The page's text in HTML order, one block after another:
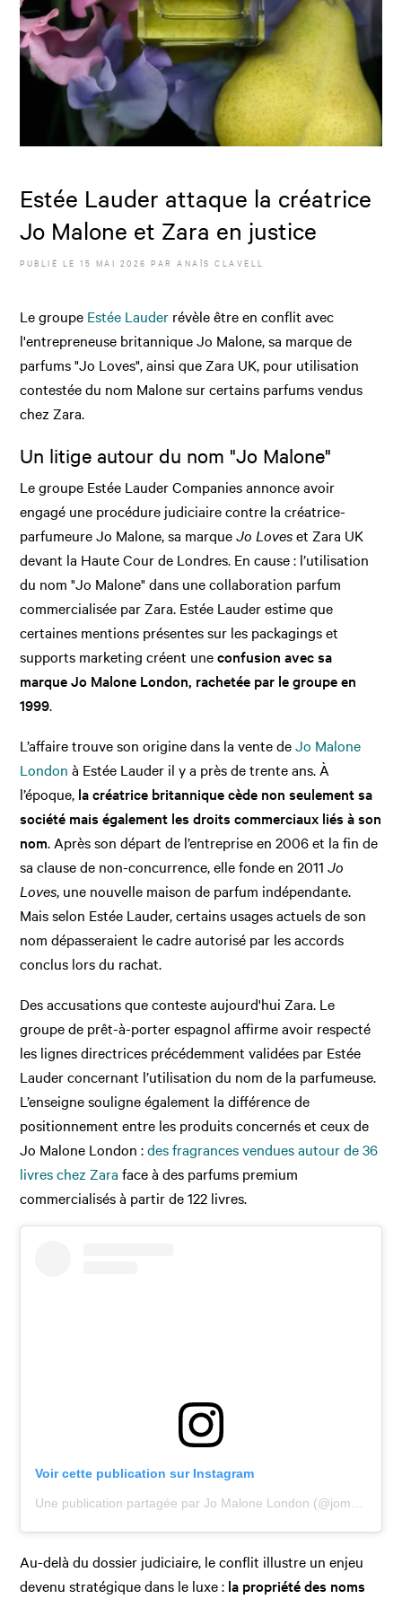
Estée Lauder attaque la créatrice
Jo Malone et Zara en justice
PUBLIÉ LE15 MAI 2026 PARANAÏS CLAVELL
Le groupe Estée Lauder révèle être en conflit avec
l'entrepreneuse britannique Jo Malone, sa marque de
parfums "Jo Loves", ainsi que Zara UK, pour utilisation
contestée du nom Malone sur certains parfums vendus
chez Zara.
Un litige autour du nom "Jo Malone"
Le groupe Estée Lauder Companies annonce avoir
engagé une procédure judiciaire contre la créatrice-
parfumeure Jo Malone, sa marqueJo Loveset Zara UK
devant la Haute Cour de Londres. En cause : l’utilisation
du nom "Jo Malone" dans une collaboration parfum
commercialisée par Zara. Estée Lauder estime que
certaines mentions présentes sur les packagings et
supports marketing créent uneconfusion avec sa
marque Jo Malone London, rachetée par le groupe en
1999.
L’affaire trouve son origine dans la vente deJo Malone
London à Estée Lauder il y a près de trente ans. À
l’époque, la créatrice britannique cède non seulement sa
société mais également les droits commerciaux liés à son
nom. Après son départ de l’entreprise en 2006 et la fin de
sa clause de non-concurrence, elle fonde en 2011Jo
Loves, une nouvelle maison de parfum indépendante.
Mais selon Estée Lauder, certains usages actuels de son
nom dépasseraient le cadre autorisé par les accords
conclus lors du rachat.
Des accusations que conteste aujourd'hui Zara. Le
groupe de prêt-à-porter espagnol affirme avoir respecté
les lignes directrices précédemment validées par Estée
Lauder concernant l’utilisation du nom de la parfumeuse.
L’enseigne souligne également la différence de
positionnement entre les produits concernés et ceux de
Jo Malone London :des fragrances vendues autour de 36
livres chez Zara face à des parfums premium
commercialisés à partir de 122 livres.
Voir cette publication sur Instagram
Une publication partagée par Jo Malone London (@jomalonelondon)
Au-delà du dossier judiciaire, le conflit illustre un enjeu
devenu stratégique dans le luxe : la propriété des noms